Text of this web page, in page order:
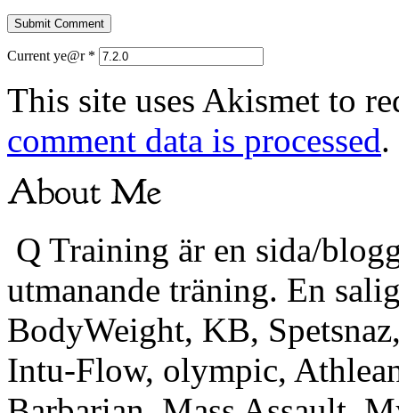
Current ye@r *
This site uses Akismet to
comment data is processed.
Q Training är en sida/
utmanande träning. En
BodyWeight, KB,
Intu-Flow, olympic,